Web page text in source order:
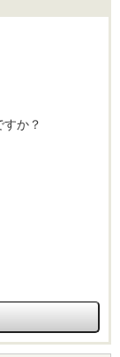
か？